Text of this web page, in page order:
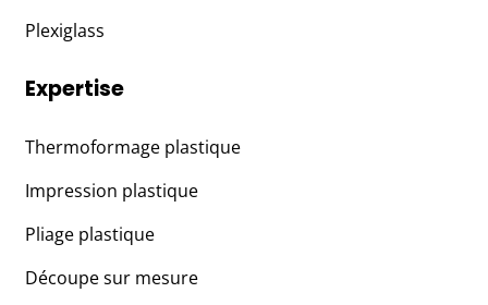
Plexiglass
Expertise
Thermoformage plastique
Impression plastique
Pliage plastique
Découpe sur mesure